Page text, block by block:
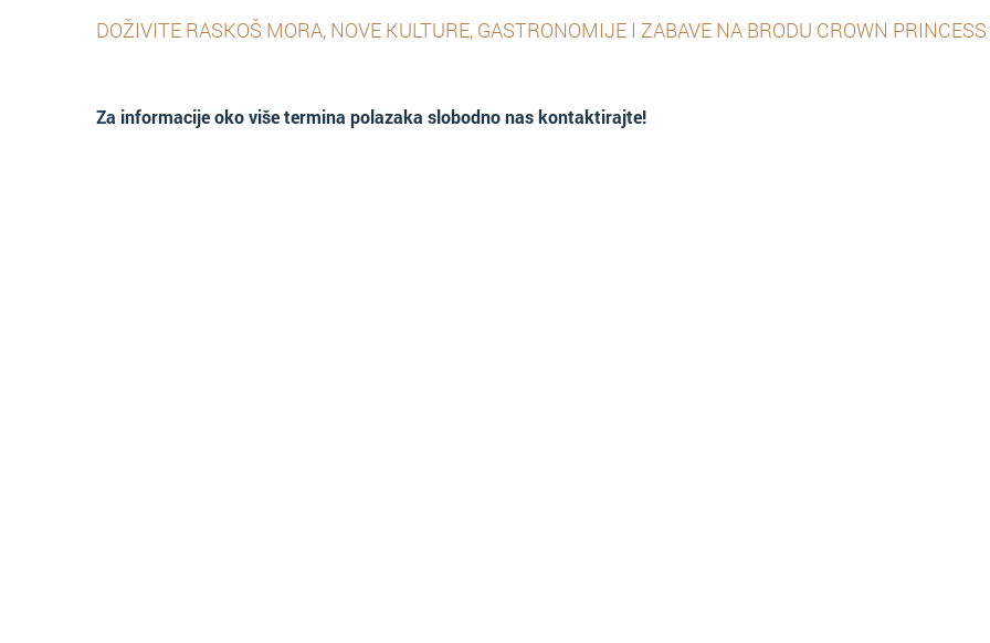
DOŽIVITE RASKOŠ MORA, NOVE KULTURE, GASTRONOMIJE I ZABAVE NA BRODU CROWN PRINCESS
Za informacije oko više termina polazaka slobodno nas kontaktirajte!